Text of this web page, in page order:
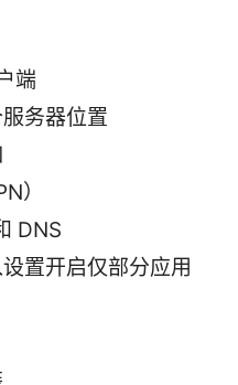
端
务器位置
）
DNS
置开启仅部分应用